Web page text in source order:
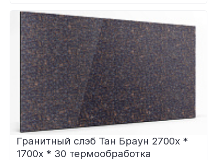
Гранитный слэб Тан Браун 2700х *
1700х * 30 термообработка